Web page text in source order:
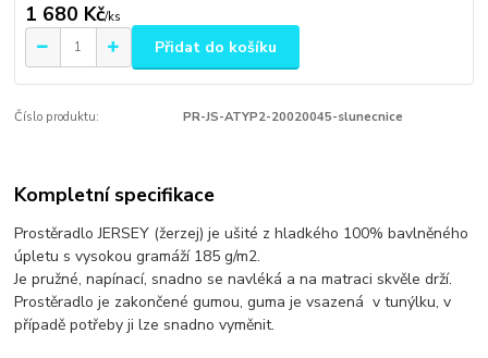
1 680 Kč/ks
Přidat do košíku
Číslo produktu: PR-JS-ATYP2-20020045-slunecnice
Kompletní specifikace
Prostěradlo JERSEY (žerzej) je ušité z hladkého 100% bavlněného
úpletu s vysokou gramáží 185 g/m2.
Je pružné, napínací, snadno se navléká a na matraci skvěle drží.
Prostěradlo je zakončené gumou, guma je vsazená v tunýlku, v
případě potřeby ji lze snadno vyměnit.